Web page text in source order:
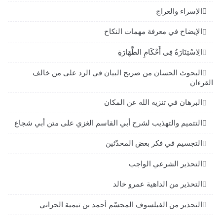
الإسراء والعراج
الإيضاح في معرفة مهمات النكاح
الِاسْتِنَارَةُ فِى أَحْكَامِ الطَّهَارَةِ
البحوث الحسان من صريح البيان في الرد على من خالف
القرءان
البرهان في تنزيه الله عن المكان
التتميم والتهذيب لشرح أبي القاسم الغزي على متن أبي شجاع
التجسيم في فكر بعض المحدّثين
التحذير الشرعي الواجب
التحذير من الداهية عمرو خالد
التحذير من الفيلسوف المجسّم أحمد بن تيمية الحراني